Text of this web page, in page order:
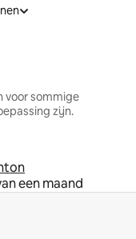
voor sommige
zijn.
een maand